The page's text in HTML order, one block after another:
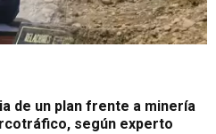
de un plan frente a minería
según experto